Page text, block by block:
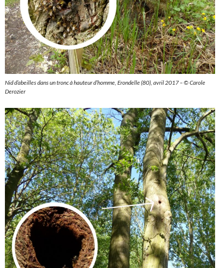
Nid d’abeilles dans un tronc à hauteur d’homme, Erondelle (80), avril 2017 – ©Carole
Derozier